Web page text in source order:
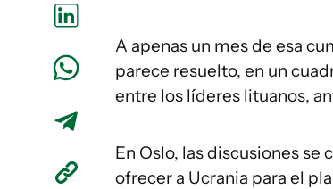
A apenas un mes de esa
parece resuelto, en un
entre los líderes lituanos,
En Oslo, las discusiones se
ofrecer a Ucrania para el